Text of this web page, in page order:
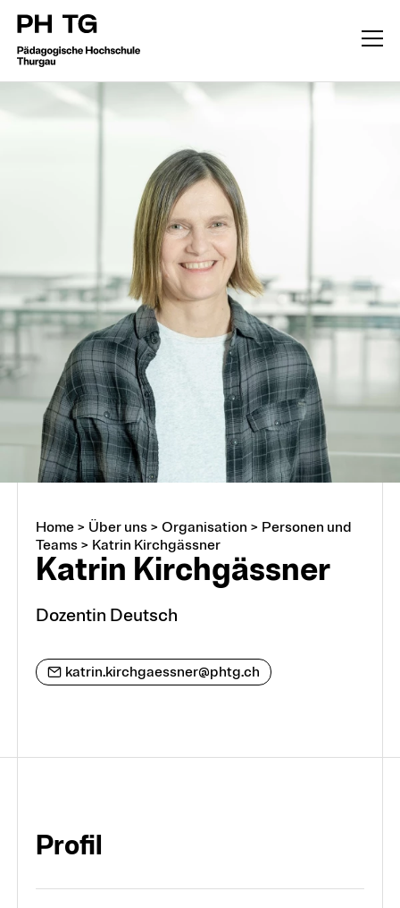
Über uns
Arbeiten an der PHTG
Lehrstellen
Home> Über uns> Organisation > Personen und
Teams> Katrin Kirchgässner
Katrin Kirchgässner
Dozentin Deutsch
katrin.kirchgaessner@phtg.ch
Profil